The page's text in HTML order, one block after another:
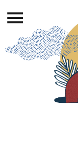
Beranda
Tentang
Permohonan Hibah
Sekolah Pemikiran